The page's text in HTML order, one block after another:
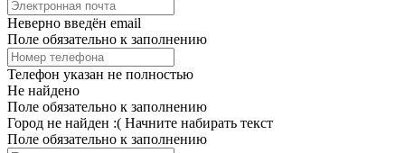
Неверно введён email
Поле обязательно к заполнению
Телефон указан не полностью
Не найдено
Поле обязательно к заполнению
Город не найден :( Начните набирать текст
Поле обязательно к заполнению